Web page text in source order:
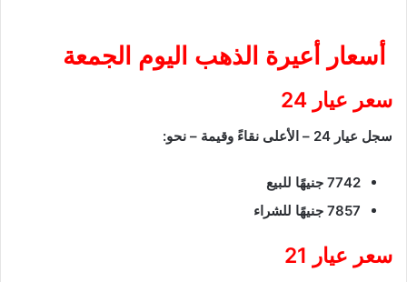
أسعار أعيرة الذهب اليوم الجمعة
سعر عيار 24
سجل عيار 24 – الأعلى نقاءً وقيمة – نحو:
7742 جنيهًا للبيع
7857 جنيهًا للشراء
سعر عيار 21